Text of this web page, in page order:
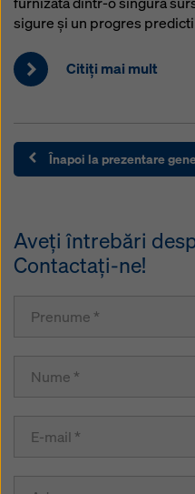
sigure și un progres
Citiţi mai mult
Înapoi la prezentare
Aveţi întrebări
Contactaţi-ne!